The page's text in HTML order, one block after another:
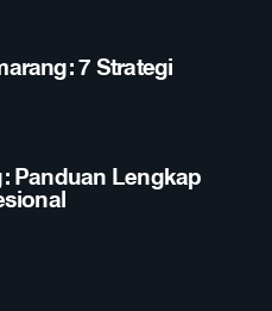
7 Strategi
Panduan Lengkap